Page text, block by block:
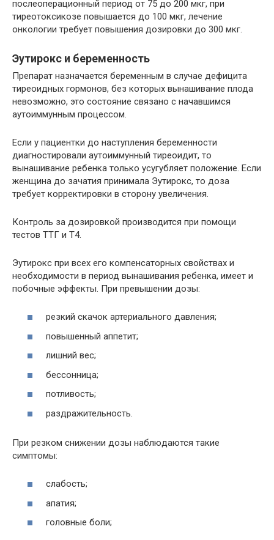
послеоперационный период от 75 до 200 мкг, при
тиреотоксикозе повышается до 100 мкг, лечение
онкологии требует повышения дозировки до 300 мкг.
Эутирокс и беременность
Препарат назначается беременным в случае дефицита
тиреоидных гормонов, без которых вынашивание плода
невозможно, это состояние связано с начавшимся
аутоиммунным процессом.
Если у пациентки до наступления беременности
диагностировали аутоиммунный тиреоидит, то
вынашивание ребенка только усугубляет положение. Если
женщина до зачатия принимала Эутирокс, то доза
требует корректировки в сторону увеличения.
Контроль за дозировкой производится при помощи
тестов ТТГ и Т4.
Эутирокс при всех его компенсаторных свойствах и
необходимости в период вынашивания ребенка, имеет и
побочные эффекты. При превышении дозы:
резкий скачок артериального давления;
повышенный аппетит;
лишний вес;
бессонница;
потливость;
раздражительность.
При резком снижении дозы наблюдаются такие
симптомы:
слабость;
апатия;
головные боли;